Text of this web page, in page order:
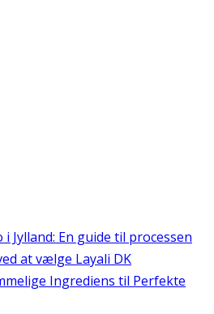
Jylland: En guide til processen
at vælge Layali DK
Ingrediens til Perfekte